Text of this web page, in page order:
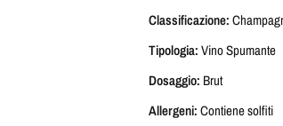
Classificazione:
Tipologia:Vino Spumante
Dosaggio: Brut
Allergeni:Contiene solfiti